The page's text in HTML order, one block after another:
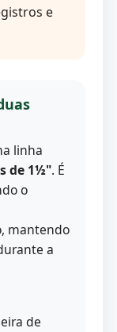
e
linha
de 1½". É
o
mantendo
a
de